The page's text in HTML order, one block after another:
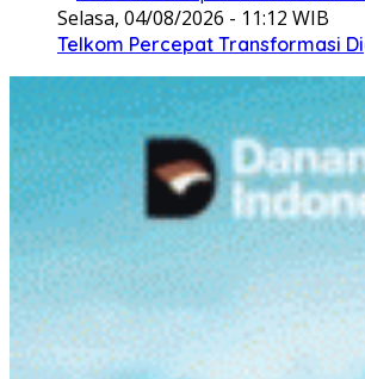
Selasa, 04/08/2026 - 11:12 WIB
Telkom Percepat Transformasi